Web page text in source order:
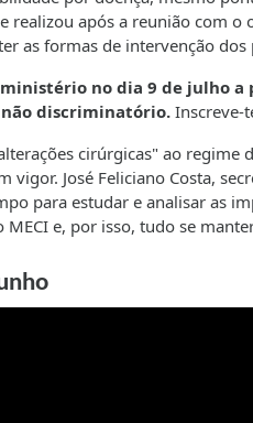
realizou após a reunião com
as formas de intervenção dos
no dia 9 de julho
discriminatório. Inscreve-
cirúrgicas" ao
José Feliciano Costa,
para estudar e analisar as
e, por isso, tudo se